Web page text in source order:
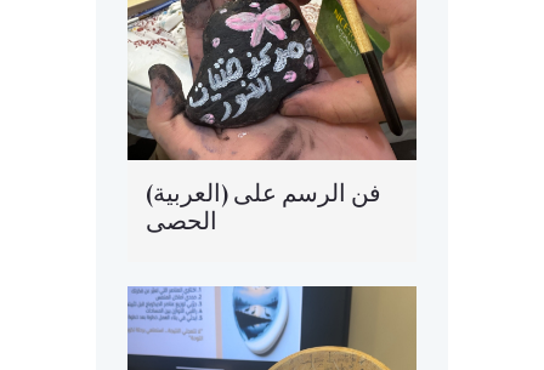
(العربية) فن الرسم على
الحصى